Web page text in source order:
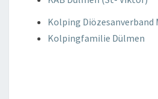
Kolping Diözesanverband
Kolpingfamilie Dülmen